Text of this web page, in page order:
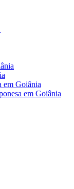
em Goiânia
em Goiânia